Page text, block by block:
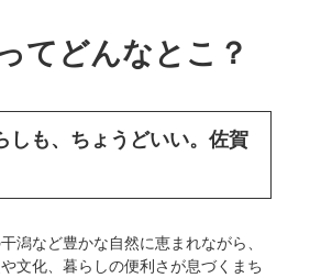
てどんなとこ？
しも、ちょうどいい。佐賀
潟など豊かな自然に恵まれながら、
文化、暮らしの便利さが息づくまち